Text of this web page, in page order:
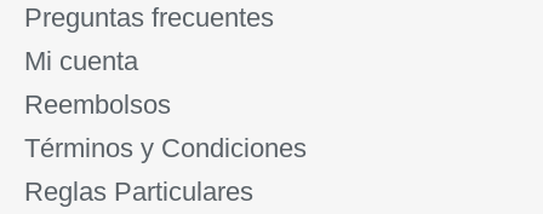
Preguntas frecuentes
Mi cuenta
Reembolsos
Términos y Condiciones
Reglas Particulares